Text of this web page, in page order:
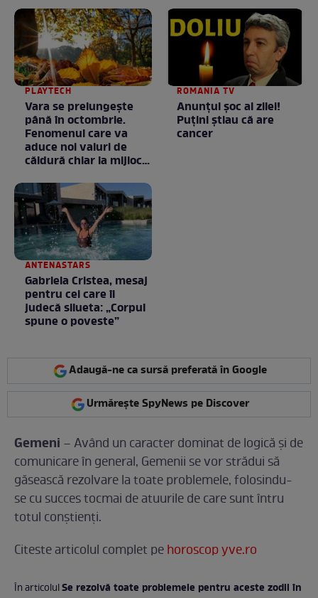
PLAYTECH
Vara se prelungeşte
până în octombrie.
Fenomenul care va
aduce noi valuri de
căldură chiar la mijlocul
ROMANIA TV
Anunţul şoc al zilei!
Puţini ştiau că are
cancer
ANTENASTARS
Gabriela Cristea, mesaj
pentru cei care îi
judecă silueta: „Corpul
spune o poveste”
Adaugă-ne ca sursă preferată în Google
Urmărește SpyNews pe Discover
Gemeni – Având un caracter dominat de logică și de
comunicare în general, Gemenii se vor strădui să
găsească rezolvare la toate problemele, folosindu-
se cu succes tocmai de atuurile de care sunt întru
totul conștienți.
Citeste articolul complet pehoroscop yve.ro
În articolulSe rezolvă toate problemele pentru aceste zodii în